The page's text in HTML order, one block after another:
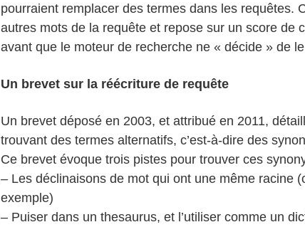
pourraient remplacer des termes dans les requêtes.
autres mots de la requête et repose sur un score de
avant que le moteur de recherche ne « décide » de
Un brevet sur la réécriture de requête
Un brevet déposé en 2003, et attribué en 2011,
trouvant des termes alternatifs, c’est-à-dire des
Ce brevet évoque trois pistes pour trouver ces
– Les déclinaisons de mot qui ont une même racine
exemple)
– Puiser dans un thesaurus, et l’utiliser comme un